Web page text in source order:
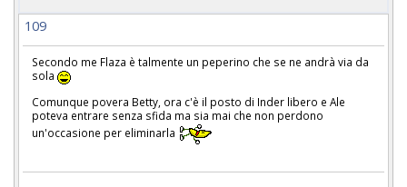
109
Secondo me Flaza è talmente un peperino che se ne andrà via da
sola
Comunque povera Betty, ora c'è il posto di Inder libero e Ale
poteva entrare senza sfida ma sia mai che non perdono
un'occasione per eliminarla